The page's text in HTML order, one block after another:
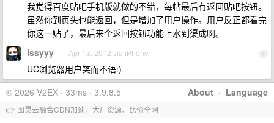
我觉得百度贴吧手机版就做的不错，每帖最后有返回贴吧按钮。
虽然你到页头也能返回，但是增加了用户操作。用户反正都看完
你这一贴了，最后来个返回按钮功能上水到渠成啊。
4
issyyy Apr 13, 2012 via iPhone
UC浏览器用户笑而不语:)
About · Language
© 2026 V2EX · 33ms · 3.9.8.5
👉 图灵云融合CDN加速，大厂资源、比价全网